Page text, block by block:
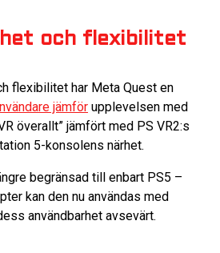
och flexibilitet
flexibilitet har Meta Quest en
jämför upplevelsen med
överallt” jämfört med PS VR2:s
5-konsolens närhet.
begränsad till enbart PS5 –
kan den nu användas med
användbarhet avsevärt.